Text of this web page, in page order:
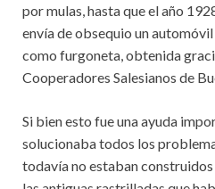
por mulas, hasta que el año
envía de obsequio un
como furgoneta, obtenida
Cooperadores Salesianos de
Si bien esto fue una ayuda
solucionaba todos los
todavía no estaban